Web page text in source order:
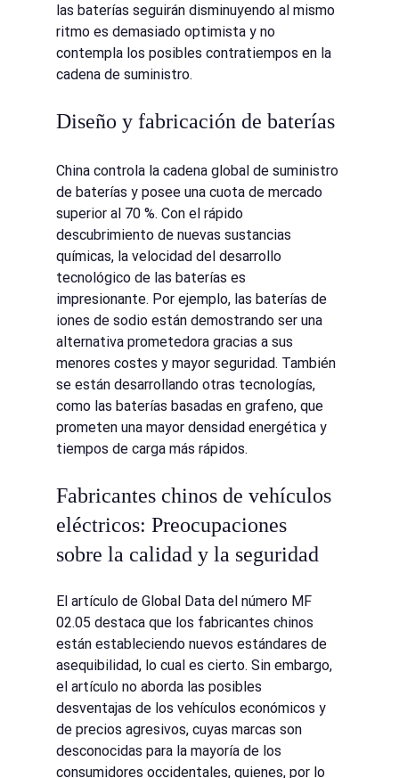
las baterías seguirán disminuyendo al mismo
ritmo es demasiado optimista y no
contempla los posibles contratiempos en la
cadena de suministro.
Diseño y fabricación de baterías
China controla la cadena global de suministro
de baterías y posee una cuota de mercado
superior al 70 %. Con el rápido
descubrimiento de nuevas sustancias
químicas, la velocidad del desarrollo
tecnológico de las baterías es
impresionante. Por ejemplo, las baterías de
iones de sodio están demostrando ser una
alternativa prometedora gracias a sus
menores costes y mayor seguridad. También
se están desarrollando otras tecnologías,
como las baterías basadas en grafeno, que
prometen una mayor densidad energética y
tiempos de carga más rápidos.
Fabricantes chinos de vehículos
eléctricos: Preocupaciones
sobre la calidad y la seguridad
El artículo de Global Data del número MF
02.05 destaca que los fabricantes chinos
están estableciendo nuevos estándares de
asequibilidad, lo cual es cierto. Sin embargo,
el artículo no aborda las posibles
desventajas de los vehículos económicos y
de precios agresivos, cuyas marcas son
desconocidas para la mayoría de los
consumidores occidentales, quienes, por lo